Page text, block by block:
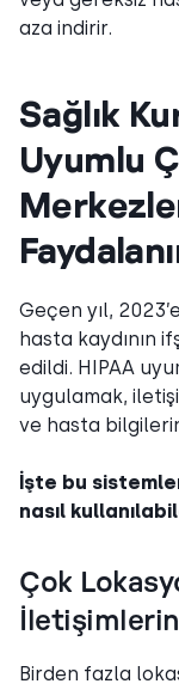
aza indirir.
Sağlık
Uyumlu
Geçen yıl,
hasta kaydının
edildi. HIPAA
uygulamak,
ve hasta
İşte bu
nasıl
Çok
Birden fazla